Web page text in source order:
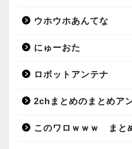
ウホウホあんてな
にゅーおた
ロボットアンテナ
2chまとめのまとめア
このワロｗｗｗ まと